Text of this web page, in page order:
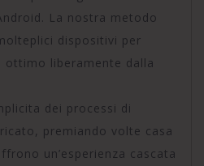
La nostra metodo
dispositivi per
ottimo liberamente dalla
dei processi di
premiando volte casa
un’esperienza cascata